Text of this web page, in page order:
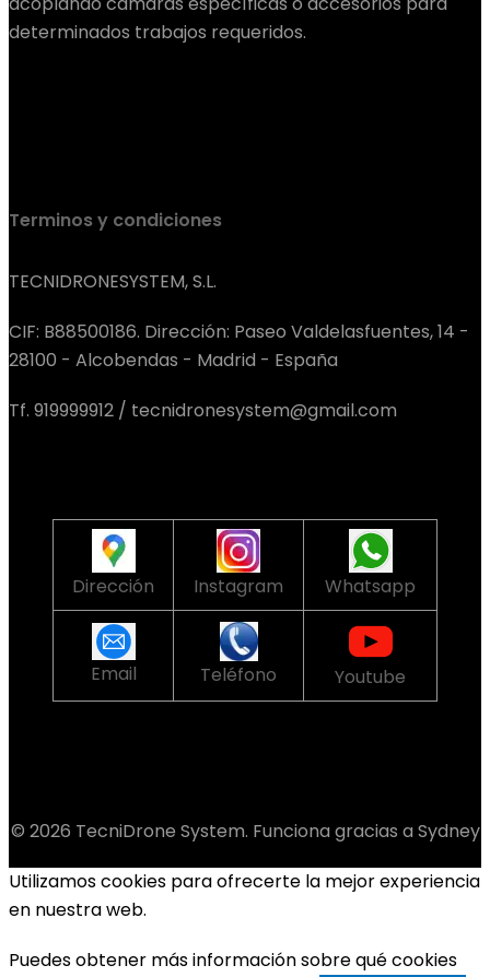
determinados trabajos requeridos.
Terminos y condiciones
TECNIDRONESYSTEM, S.L.
CIF: B88500186. Dirección: Paseo Valdelasfuentes, 14 -
28100 - Alcobendas - Madrid - España
Tf. 919999912 / tecnidronesystem@gmail.com
Dirección Instagram Whatsapp
Email Teléfono Youtube
© 2026 TecniDrone System. Funciona gracias a Sydney
Utilizamos cookies para ofrecerte la mejor experiencia
en nuestra web.
Puedes obtener más información sobre qué cookies